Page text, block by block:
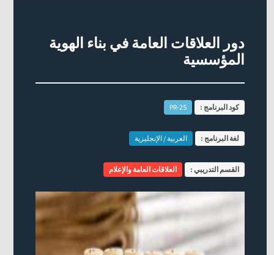
دور العلاقات العامة في بناء الهوية
المؤسسية
كود البرنامج : PR-25
لغة البرنامج : العربية / الإنجليزية
القسم التدريبي : العلاقات العامة والإعلام